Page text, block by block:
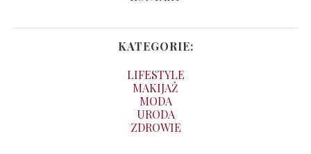
KATEGORIE:
LIFESTYLE
MAKIJAŻ
MODA
URODA
ZDROWIE